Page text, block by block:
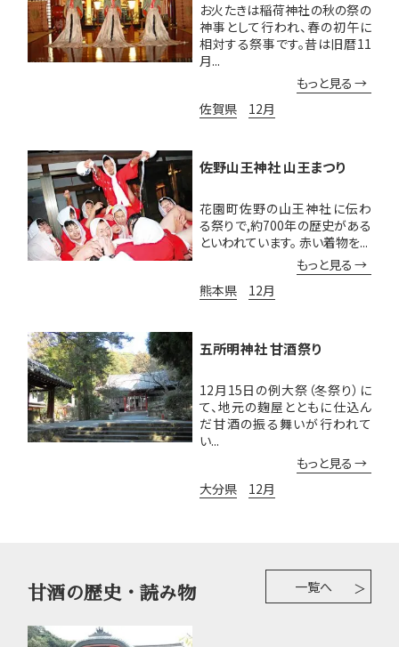
お火たきは稲荷神社の秋の祭の
神事として行われ、春の初午に
相対する祭事です。昔は旧暦11
月...
もっと見る
佐賀県
12月
佐野山王神社 山王まつり
花園町佐野の山王神社に伝わ
る祭りで,約700年の歴史がある
といわれています。 赤い着物を...
もっと見る
熊本県
12月
五所明神社 甘酒祭り
12月15日の例大祭（冬祭り）に
て、地元の麹屋とともに仕込ん
だ甘酒の振る舞いが行われて
い...
もっと見る
大分県
12月
一覧へ
甘酒の歴史・読み物